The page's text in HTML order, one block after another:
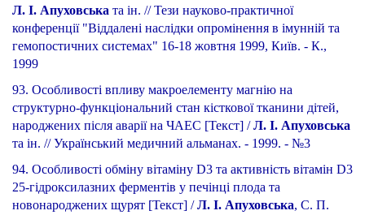
Л. І. Апуховська та ін. // Тези науково-практичної
конференції "Віддалені наслідки опромінення в імунній та
гемопостичних системах" 16-18 жовтня 1999, Київ. - К.,
1999
93. Особливості впливу макроелементу магнію на
структурно-функціональний стан кісткової тканини дітей,
народжених після аварії на ЧАЕС [Текст] /Л. І. Апуховська
та ін. // Український медичний альманах. - 1999. - №3
94. Особливості обміну вітаміну D3 та активність вітамін D3
25-гідроксилазних ферментів у печінці плода та
новонароджених щурят [Текст] /Л. І. Апуховська, С. П.